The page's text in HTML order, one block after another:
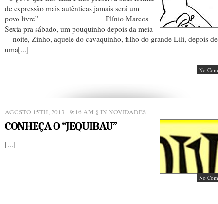
de expressão mais autênticas jamais será um
povo livre” Plínio Marcos
Sexta pra sábado, um pouquinho depois da meia
—noite, Zinho, aquele do cavaquinho, filho do grande Lili, depois de
uma[...]
No
AGOSTO 15TH, 2013 - 9:16 AM § IN NOVIDADES
CONHEÇA O “JEQUIBAU”
[...]
No